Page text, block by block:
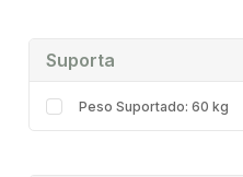
Suporta
Peso Suportado: 60 kg